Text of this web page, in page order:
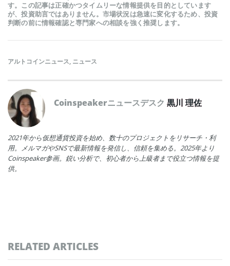
す。この記事は正確かつタイムリーな情報提供を目的としています
が、投資助言ではありません。市場状況は急速に変化するため、投資
判断の前に情報確認と専門家への相談を強く推奨します。
アルトコインニュース, ニュース
Coinspeakerニュースデスク 黒川 理佐
2021年から仮想通貨投資を始め、数十のプロジェクトをリサーチ・利
用。メルマガやSNSで最新情報を発信し、信頼を集める。2025年より
Coinspeaker参画。鋭い分析で、初心者から上級者まで役立つ情報を提
供。
RELATED ARTICLES